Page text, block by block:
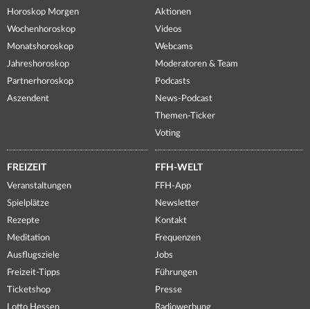
Horoskop Morgen
Wochenhoroskop
Monatshoroskop
Jahreshoroskop
Partnerhoroskop
Aszendent
Aktionen
Videos
Webcams
Moderatoren & Team
Podcasts
News-Podcast
Themen-Ticker
Voting
FREIZEIT
Veranstaltungen
Spielplätze
Rezepte
Meditation
Ausflugsziele
Freizeit-Tipps
Ticketshop
Lotto Hessen
FFH-WELT
FFH-App
Newsletter
Kontakt
Frequenzen
Jobs
Führungen
Presse
Radiowerbung